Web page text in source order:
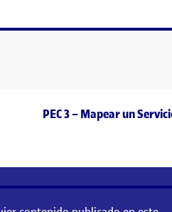
Entrada siguiente
PEC 3 – Mapear un